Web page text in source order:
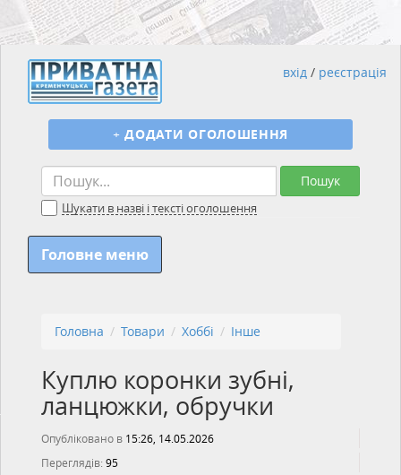
Пошук
Шукати в назві і тексті оголошення
+ ДОДАТИ ОГОЛОШЕННЯ
вхід / реєстрація
Головне меню
Головна Товари Хоббі Інше
Куплю коронки зубні,
ланцюжки, обручки
Опубліковано в 15:26, 14.05.2026
Переглядів: 95